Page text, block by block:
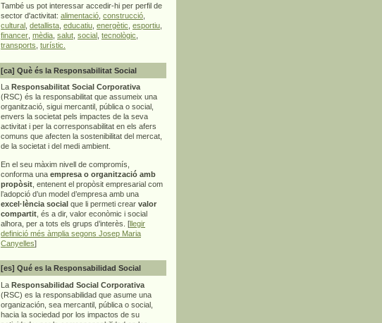
També us pot interessar accedir-hi per perfil de
sector d'activitat: alimentació construcció
cultural detallista educatiu energètic esportiu
financer mèdia salut social tecnològic
transports turístic.
[ca] Què és la Responsabilitat Social
La Responsabilitat Social Corporativa
(RSC) és la responsabilitat que assumeix una
organització, sigui mercantil, pública o social,
envers la societat pels impactes de la seva
activitat i per la corresponsabilitat en els afers
comuns que afecten la sostenibilitat del mercat,
de la societat i del medi ambient.
En el seu màxim nivell de compromís,
conforma una empresa o organització amb
propòsit , entenent el propòsit empresarial com
l’adopció d’un model d’empresa amb una
excel·lència social que li permeti crear valor
compartit , és a dir, valor econòmic i social
alhora, per a tots els grups d’interès. [llegir
definició més àmplia segons Josep Maria
Canyelles]
[es] Qué es la Responsabilidad Social
La Responsabilidad Social Corporativa
(RSC) es la responsabilidad que asume una
organización, sea mercantil, pública o social,
hacia la sociedad por los impactos de su